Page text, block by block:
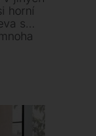
horní
s